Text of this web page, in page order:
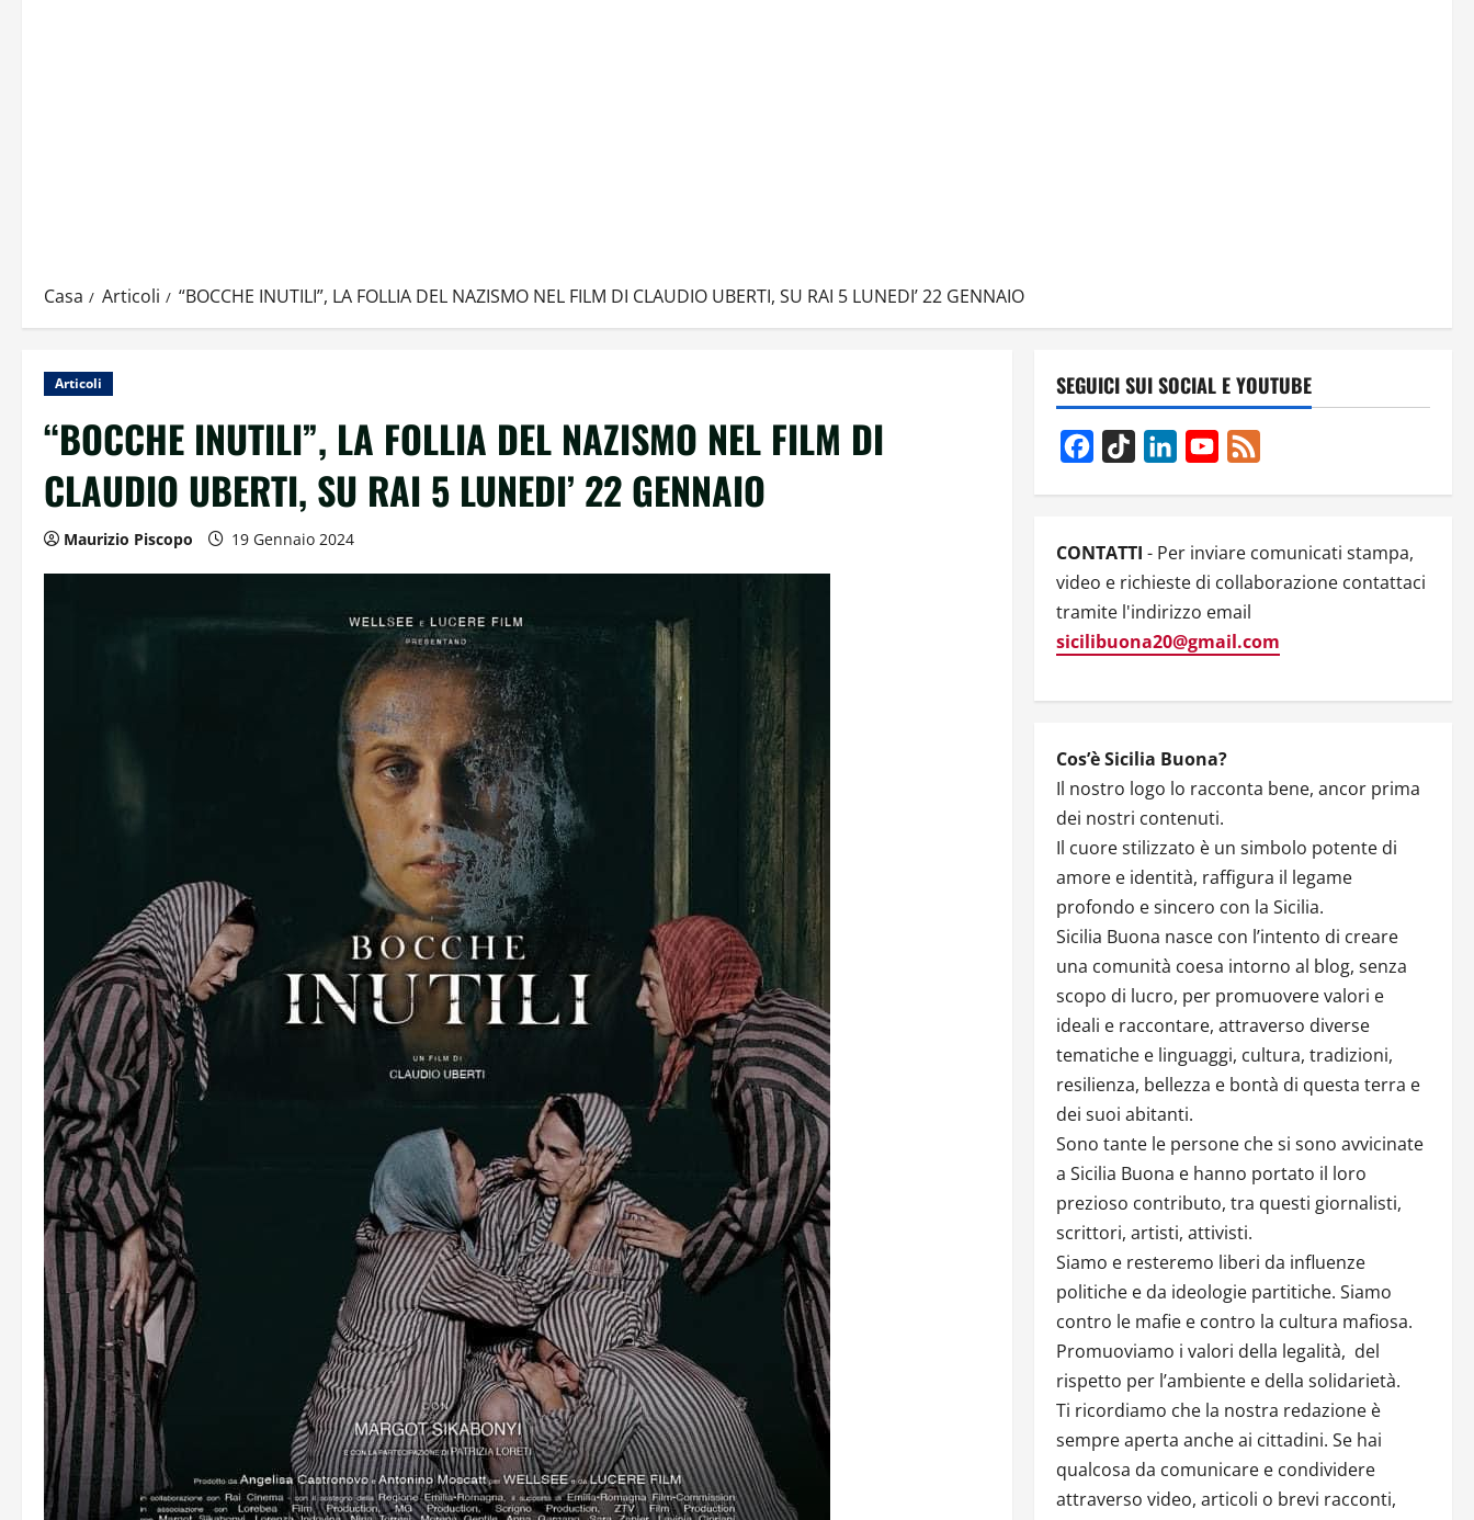
Casa Articoli “BOCCHE INUTILI”, LA FOLLIA DEL NAZISMO NEL FILM DI CLAUDIO UBERTI, SU RAI 5 LUNEDI’ 22 GENNAIO
Articoli
“BOCCHE INUTILI”, LA FOLLIA DEL NAZISMO NEL FILM DI
CLAUDIO UBERTI, SU RAI 5 LUNEDI’ 22 GENNAIO
Maurizio Piscopo 19 Gennaio 2024
SEGUICI SUI SOCIAL E YOUTUBE
Facebook
TikTok LinkedInYouTube
CONTATTI - Per inviare comunicati stampa,
video e richieste di collaborazione contattaci
tramite l'indirizzo email
sicilibuona20@gmail.com
Cos’è Sicilia Buona?
Il nostro logo lo racconta bene, ancor prima
dei nostri contenuti.
Il cuore stilizzato è un simbolo potente di
amore e identità, raffigura il legame
profondo e sincero con la Sicilia.
Sicilia Buona nasce con l’intento di creare
una comunità coesa intorno al blog, senza
scopo di lucro, per promuovere valori e
ideali e raccontare, attraverso diverse
tematiche e linguaggi, cultura, tradizioni,
resilienza, bellezza e bontà di questa terra e
dei suoi abitanti.
Sono tante le persone che si sono avvicinate
a Sicilia Buona e hanno portato il loro
prezioso contributo, tra questi giornalisti,
scrittori, artisti, attivisti.
Siamo e resteremo liberi da influenze
politiche e da ideologie partitiche. Siamo
contro le mafie e contro la cultura mafiosa.
Promuoviamo i valori della legalità, del
rispetto per l’ambiente e della solidarietà.
Ti ricordiamo che la nostra redazione è
sempre aperta anche ai cittadini. Se hai
qualcosa da comunicare e condividere
attraverso video, articoli o brevi racconti,